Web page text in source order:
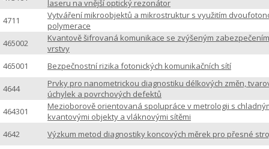
laseru na vnější optický rezonátor
4711
Vytváření mikroobjektů a mikrostruktur s využitím
polymerace
465002
Kvantově šifrovaná komunikace se zvýšeným
vrstvy
465001
Bezpečnostní rizika fotonických komunikačních sítí
4644
Prvky pro nanometrickou diagnostiku délkových změn,
úchylek a povrchových defektů
464301
Mezioborově orientovaná spolupráce v metrologii s
kvantovými objekty a vláknovými sítěmi
4642
Výzkum metod diagnostiky koncových měrek pro přesné